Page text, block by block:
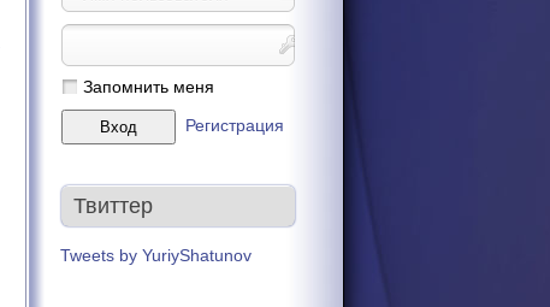
Запомнить меня
Регистрация
Твиттер
Tweets by YuriyShatunov